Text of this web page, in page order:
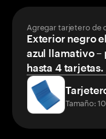
Agregar tarjetero de
Exterior negro
azul llamativo –
hasta 4 tarjetas.
Tamaño: